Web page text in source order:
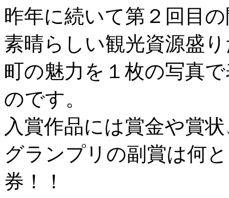
昨年に続いて第２回目
素晴らしい観光資源盛
町の魅力を１枚の写真
のです。
入賞作品には賞金や賞
グランプリの副賞は何
券！！